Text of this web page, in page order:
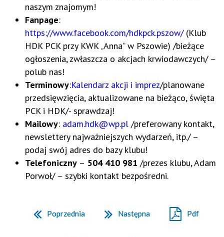
naszym znajomym!
Fanpage:
https://www.facebook.com/hdkpck.pszow/(Klub
HDK PCK przy KWK „Anna” w Pszowie) /bieżące
ogłoszenia, zwłaszcza o akcjach krwiodawczych/ –
polub nas!
Terminowy:Kalendarz akcji i imprez/planowane
przedsięwzięcia, aktualizowane na bieżąco, święta
PCK i HDK/- sprawdzaj!
Mailowy: adam.hdk@wp.pl /preferowany kontakt,
newslettery najważniejszych wydarzeń, itp./ –
podaj swój adres do bazy klubu!
Telefoniczny – 504 410 981 /prezes klubu, Adam
Porwoł/ – szybki kontakt bezpośredni.
Poprzednia Następna Pdf